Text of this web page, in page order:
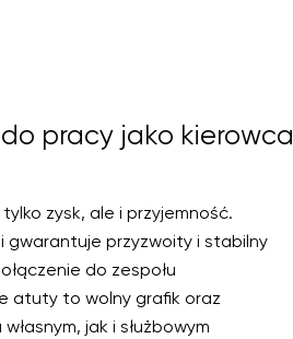
pracy jako kierowca
zysk, ale i przyjemność.
gwarantuje przyzwoity i stabilny
do zespołu
atuty to wolny grafik oraz
jak i służbowym